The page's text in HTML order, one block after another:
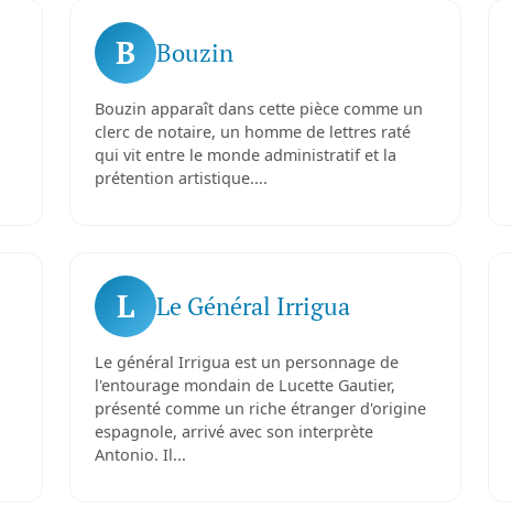
B Bouzin
Bouzin apparaît dans cette pièce comme un
clerc de notaire, un homme de lettres raté
qui vit entre le monde administratif et la
prétention artistique....
L Le Général Irrigua
Le général Irrigua est un personnage de
l'entourage mondain de Lucette Gautier,
présenté comme un riche étranger d'origine
espagnole, arrivé avec son interprète
Antonio. Il...